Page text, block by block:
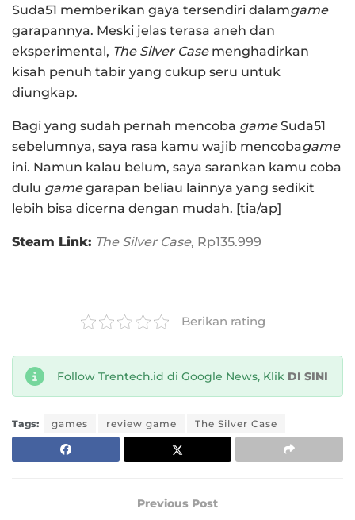
Suda51 memberikan gaya tersendiri dalamgame
garapannya. Meski jelas terasa aneh dan
eksperimental, The Silver Casemenghadirkan
kisah penuh tabir yang cukup seru untuk
diungkap.
Bagi yang sudah pernah mencoba gameSuda51
sebelumnya, saya rasa kamu wajib mencobagame
ini. Namun kalau belum, saya sarankan kamu coba
dulu gamegarapan beliau lainnya yang sedikit
lebih bisa dicerna dengan mudah. [tia/ap]
Steam Link: The Silver Case, Rp135.999
Berikan rating
Follow Trentech.id di Google News, Klik DI SINI
Tags: games review game The Silver Case
Previous Post